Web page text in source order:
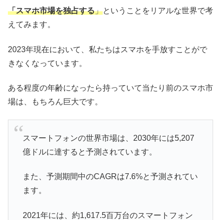
「スマホ市場を独占する」ということをリアルな世界で考
えてみます。
2023年現在において、私たちはスマホを手放すことがで
きなくなっています。
ある程度の年齢になったら持っていて当たり前のスマホ市
場は、もちろん巨大です。
スマートフォンの世界市場は、2030年には5,207
億ドルに達すると予測されています。
また、予測期間中のCAGRは7.6%と予測されてい
ます。
2021年には、約1,617.5百万台のスマートフォン